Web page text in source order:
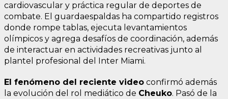
cardiovascular y práctica regular de deportes de
combate. El guardaespaldas ha compartido registros
donde rompe tablas, ejecuta levantamientos
olímpicos y agrega desafíos de coordinación, además
de interactuar en actividades recreativas junto al
plantel profesional del Inter Miami.
El fenómeno del reciente video confirmó además
la evolución del rol mediático de Cheuko. Pasó de la